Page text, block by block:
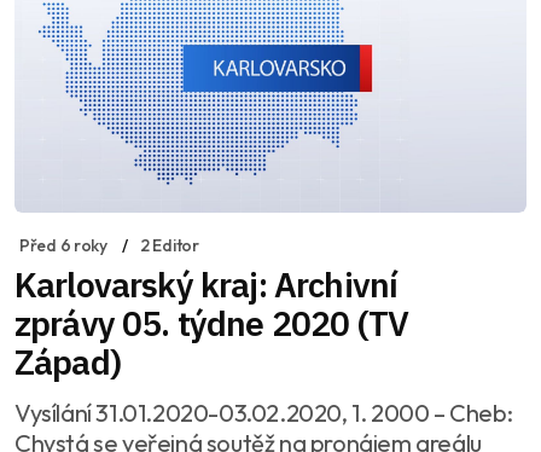
Před 6 roky 2 Editor
Karlovarský kraj: Archivní
zprávy 05. týdne 2020 (TV
Západ)
Vysílání 31.01.2020-03.02.2020, 1. 2000 – Cheb:
Chystá se veřejná soutěž na pronájem areálu